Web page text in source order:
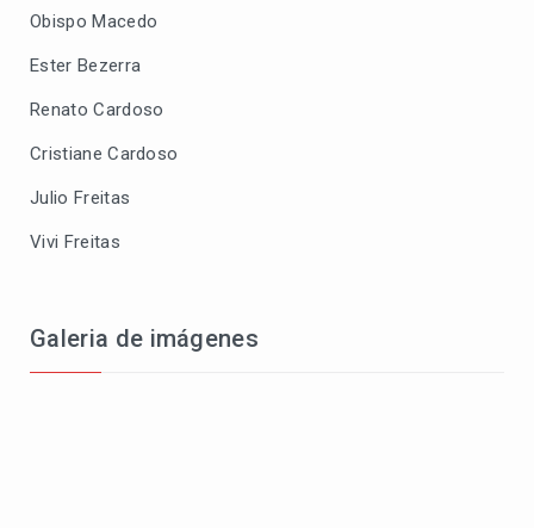
Obispo Macedo
Ester Bezerra
Renato Cardoso
Cristiane Cardoso
Julio Freitas
Vivi Freitas
Galeria de imágenes